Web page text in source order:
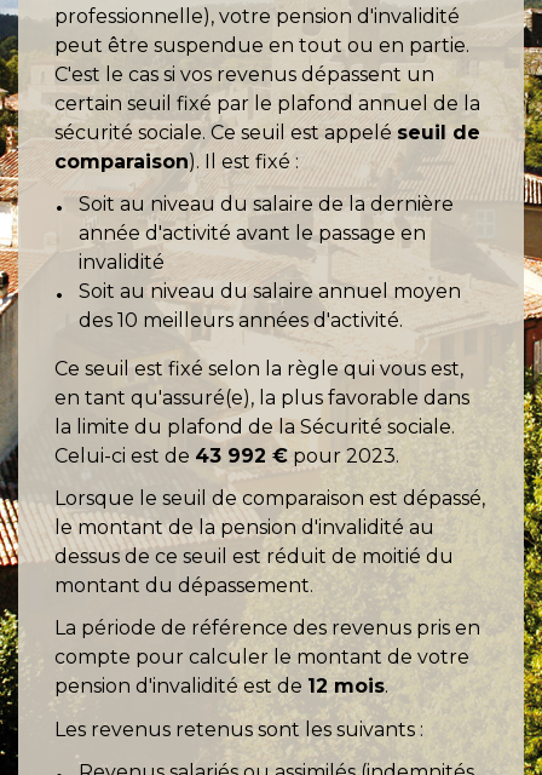
professionnelle), votre pension d'invalidité
peut être suspendue en tout ou en partie.
C'est le cas si vos revenus dépassent un
certain seuil fixé par le plafond annuel de la
sécurité sociale. Ce seuil est appeléseuil de
comparaison). Il est fixé :
Soit au niveau du salaire de la dernière
année d'activité avant le passage en
invalidité
Soit au niveau du salaire annuel moyen
des 10 meilleurs années d'activité.
Ce seuil est fixé selon la règle qui vous est,
en tant qu'assuré(e), la plus favorable dans
la limite du plafond de la Sécurité sociale.
Celui-ci est de 43 992 € pour 2023.
Lorsque le seuil de comparaison est dépassé,
le montant de la pension d'invalidité au
dessus de ce seuil est réduit de moitié du
montant du dépassement.
La période de référence des revenus pris en
compte pour calculer le montant de votre
pension d'invalidité est de 12 mois.
Les revenus retenus sont les suivants :